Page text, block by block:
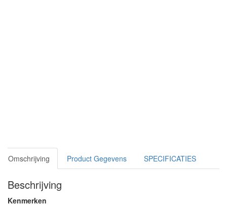
Omschrijving Product Gegevens SPECIFICATIES
Beschrijving
Kenmerken